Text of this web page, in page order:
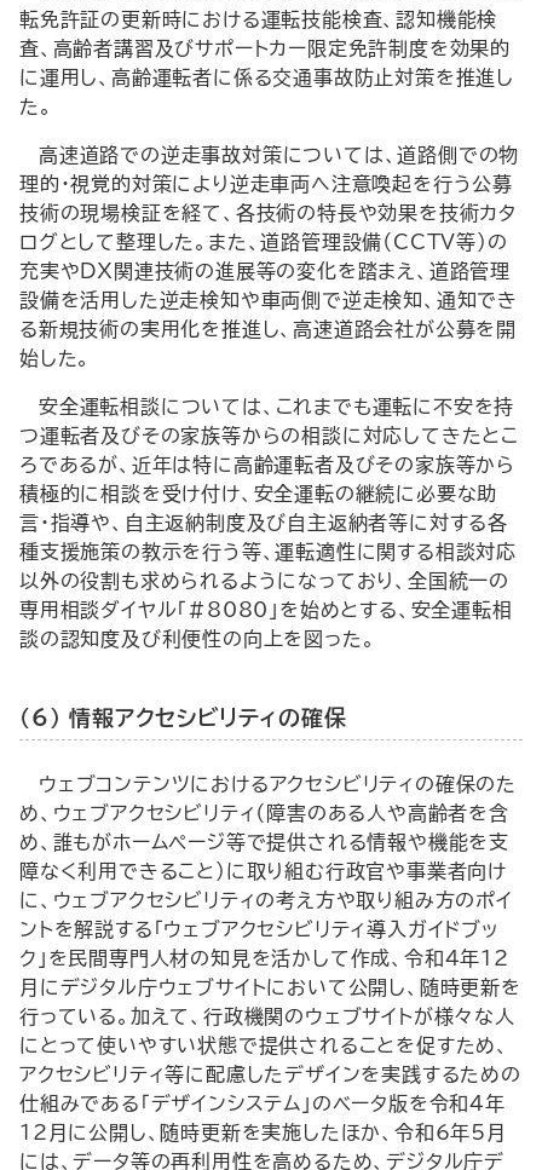
転免許証の更新時における運転技能検査、認知機能検
査、高齢者講習及びサポートカー限定免許制度を効果的
に運用し、高齢運転者に係る交通事故防止対策を推進し
た。
高速道路での逆走事故対策については、道路側での物
理的・視覚的対策により逆走車両へ注意喚起を行う公募
技術の現場検証を経て、各技術の特長や効果を技術カタ
ログとして整理した。また、道路管理設備（ CCTV等）の
充実や DX 関連技術の進展等の変化を踏まえ、道路管理
設備を活用した逆走検知や車両側で逆走検知、通知でき
る新規技術の実用化を推進し、高速道路会社が公募を開
始した。
安全運転相談については、これまでも運転に不安を持
つ運転者及びその家族等からの相談に対応してきたとこ
ろであるが、近年は特に高齢運転者及びその家族等から
積極的に相談を受け付け、安全運転の継続に必要な助
言・指導や、自主返納制度及び自主返納者等に対する各
種支援施策の教示を行う等、運転適性に関する相談対応
以外の役割も求められるようになっており、全国統一の
専用相談ダイヤル「#8080」を始めとする、安全運転相
談の認知度及び利便性の向上を図った。
（6） 情報アクセシビリティの確保
ウェブコンテンツにおけるアクセシビリティの確保のた
め、ウェブアクセシビリティ（障害のある人や高齢者を含
め、誰もがホームページ等で提供される情報や機能を支
障なく利用できること）に取り組む行政官や事業者向け
に、ウェブアクセシビリティの考え方や取り組み方のポイ
ントを解説する「ウェブアクセシビリティ導入ガイドブッ
ク」を民間専門人材の知見を活かして作成、令和4年12
月にデジタル庁ウェブサイトにおいて公開し、随時更新を
行っている。加えて、行政機関のウェブサイトが様々な人
にとって使いやすい状態で提供されることを促すため、
アクセシビリティ等に配慮したデザインを実践するための
仕組みである「デザインシステム」のベータ版を令和4年
12月に公開し、随時更新を実施したほか、令和6年5月
には、データ等の再利用性を高めるため、デジタル庁デ